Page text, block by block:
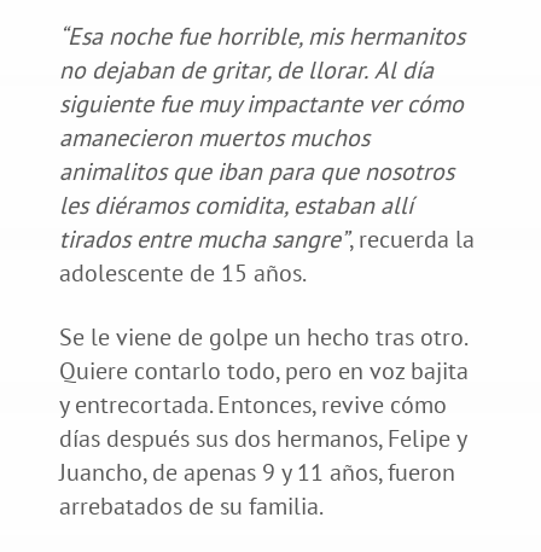
“Esa noche fue horrible, mis hermanitos
no dejaban de gritar, de llorar. Al día
siguiente fue muy impactante ver cómo
amanecieron muertos muchos
animalitos que iban para que nosotros
les diéramos comidita, estaban allí
tirados entre mucha sangre”, recuerda la
adolescente de 15 años.
Se le viene de golpe un hecho tras otro.
Quiere contarlo todo, pero en voz bajita
y entrecortada. Entonces, revive cómo
días después sus dos hermanos, Felipe y
Juancho, de apenas 9 y 11 años, fueron
arrebatados de su familia.